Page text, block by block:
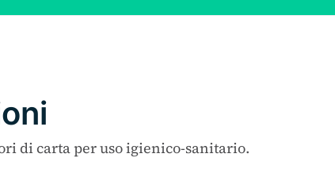
di carta per uso igienico-sanitario.